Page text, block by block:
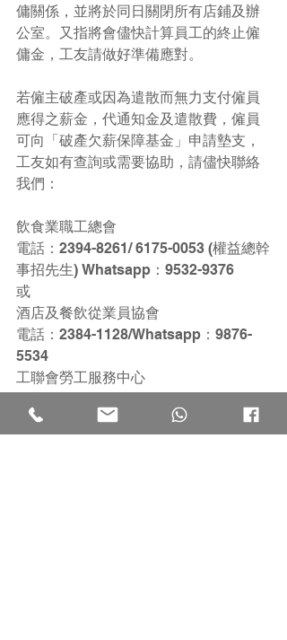
傭關係，並將於同日關閉所有店鋪及辦
公室。又指將會儘快計算員工的終止僱
傭金，工友請做好準備應對。
若僱主破產或因為遣散而無力支付僱員
應得之薪金，代通知金及遣散費，僱員
可向「破產欠薪保障基金」申請墊支，
工友如有查詢或需要協助，請儘快聯絡
我們：
飲食業職工總會
電話：2394-8261/ 6175-0053 (權益總幹
事招先生) Whatsapp：9532-9376
或
酒店及餐飲從業員協會
電話：2384-1128/Whatsapp：9876-
5534
工聯會勞工服務中心
4724